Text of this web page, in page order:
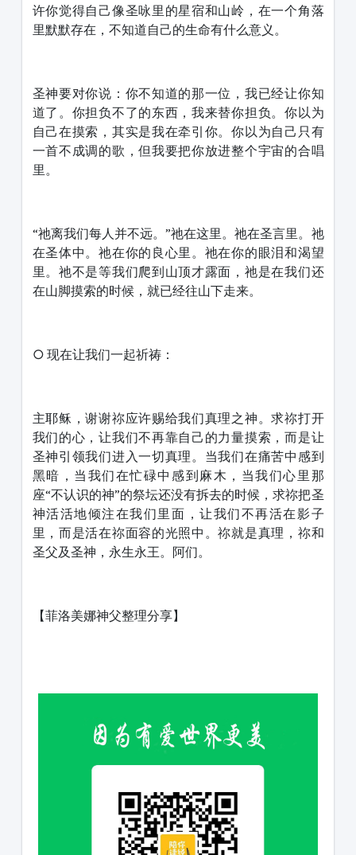
许你觉得自己像圣咏里的星宿和山岭，在一个角落
里默默存在，不知道自己的生命有什么意义。
圣神要对你说：你不知道的那一位，我已经让你知
道了。你担负不了的东西，我来替你担负。你以为
自己在摸索，其实是我在牵引你。你以为自己只有
一首不成调的歌，但我要把你放进整个宇宙的合唱
里。
“祂离我们每人并不远。”祂在这里。祂在圣言里。祂
在圣体中。祂在你的良心里。祂在你的眼泪和渴望
里。祂不是等我们爬到山顶才露面，祂是在我们还
在山脚摸索的时候，就已经往山下走来。
○ 现在让我们一起祈祷：
主耶稣，谢谢祢应许赐给我们真理之神。求祢打开
我们的心，让我们不再靠自己的力量摸索，而是让
圣神引领我们进入一切真理。当我们在痛苦中感到
黑暗，当我们在忙碌中感到麻木，当我们心里那
座“不认识的神”的祭坛还没有拆去的时候，求祢把圣
神活活地倾注在我们里面，让我们不再活在影子
里，而是活在祢面容的光照中。祢就是真理，祢和
圣父及圣神，永生永王。阿们。
【菲洛美娜神父整理分享】